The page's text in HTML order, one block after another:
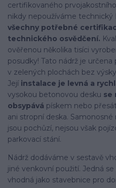
certifikovaného
nikdy nepoužíváme technický
všechny potřebné
technického osvědčení.
ověřenou několika tisíci
posudky! Tato nádrž je
v zelených plochách bez
Její instalace je levná a
vysokou betonovou desku se
obsypává pískem nebo
ani stropní deska.
jsou pochůzí, nejsou však
parkovací stání.
Nádrž dodáváme v sestavě
jiné venkovní použití. Jedná
vhodná jako stavebnice pro